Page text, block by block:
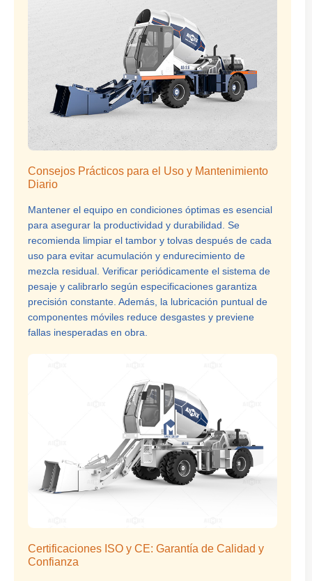
Consejos Prácticos para el Uso y Mantenimiento
Diario
Mantener el equipo en condiciones óptimas es esencial
para asegurar la productividad y durabilidad. Se
recomienda limpiar el tambor y tolvas después de cada
uso para evitar acumulación y endurecimiento de
mezcla residual. Verificar periódicamente el sistema de
pesaje y calibrarlo según especificaciones garantiza
precisión constante. Además, la lubricación puntual de
componentes móviles reduce desgastes y previene
fallas inesperadas en obra.
Certificaciones ISO y CE: Garantía de Calidad y
Confianza